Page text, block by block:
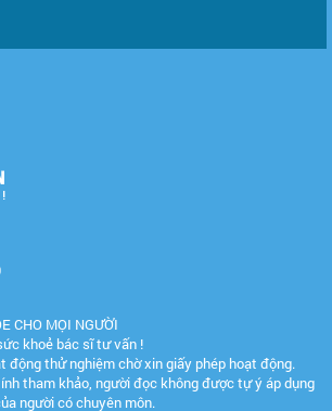
CHO MỌI NGƯỜI
khoẻ bác sĩ tư vấn !
động thử nghiệm chờ xin giấy phép hoạt động.
tham khảo, người đọc không được tự ý áp dụng
người có chuyên môn.